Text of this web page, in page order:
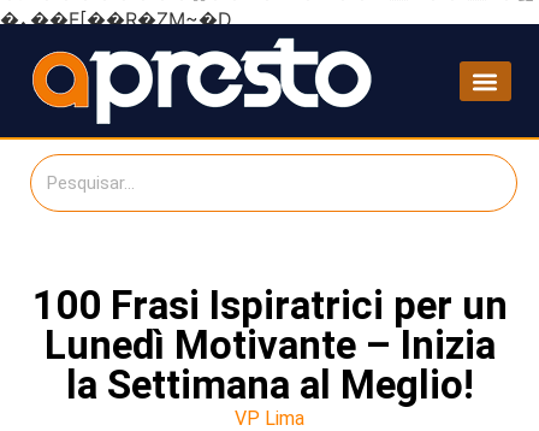
�ܢ��F[��R�ZM~�D
100 Frasi Ispiratrici per un
Lunedì Motivante – Inizia
la Settimana al Meglio!
VP Lima